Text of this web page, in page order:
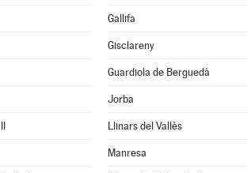
Gallifa
Gisclareny
Guardiola de Berguedà
Jorba
Llinars del Vallès
Manresa